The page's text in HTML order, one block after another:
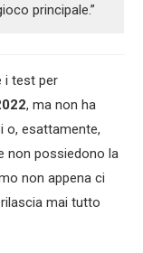
principale.”
i test per
, ma non ha
o, esattamente,
non possiedono la
non appena ci
mai tutto